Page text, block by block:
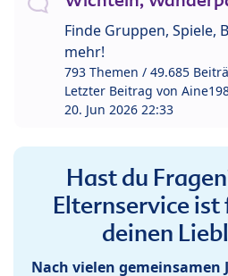
Finde Gruppen, Spiele,
mehr!
793 Themen / 49.685
Letzter Beitrag von
20. Jun 2026 22:33
Hast du
Elternservice ist
deinen
Nach vielen gemeinsamen